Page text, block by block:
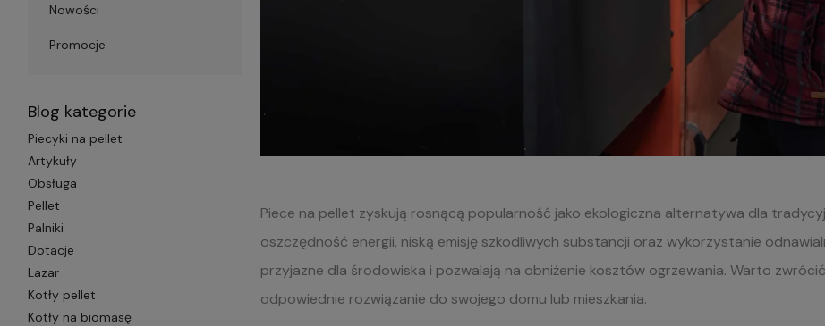
Nowości
Promocje
Blog kategorie
Piecyki na pellet
Artykuły
Obsługa
Pellet
Palniki
Dotacje
Lazar
Kotły pellet
Kotły na biomasę
Piece na pellet zyskują rosnącą popularność jako ekologiczna alternatywa dla
oszczędność energii, niską emisję szkodliwych substancji oraz wykorzystanie
przyjazne dla środowiska i pozwalają na obniżenie kosztów ogrzewania. Warto
odpowiednie rozwiązanie do swojego domu lub mieszkania.